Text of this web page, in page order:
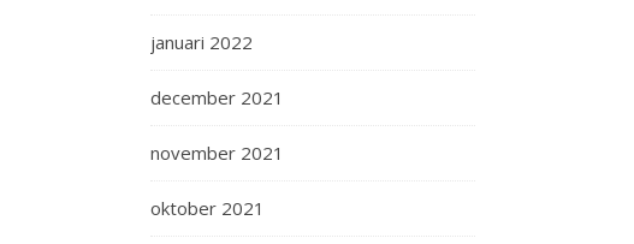
januari 2022
december 2021
november 2021
oktober 2021